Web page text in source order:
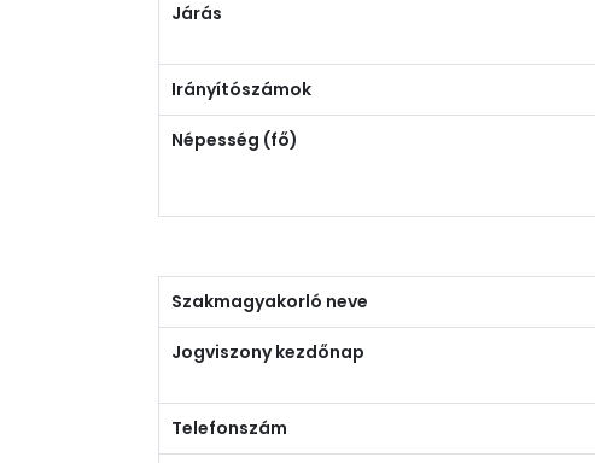
Járás
Irányítószámok
Népesség (fő)
Szakmagyakorló neve
Jogviszony kezdőnap
Telefonszám